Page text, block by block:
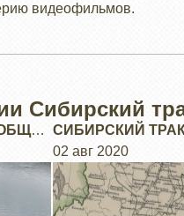
видеофильмов.
Сибирский
СИБИРСКИЙ
УСТЮГА.
02 авг 2020